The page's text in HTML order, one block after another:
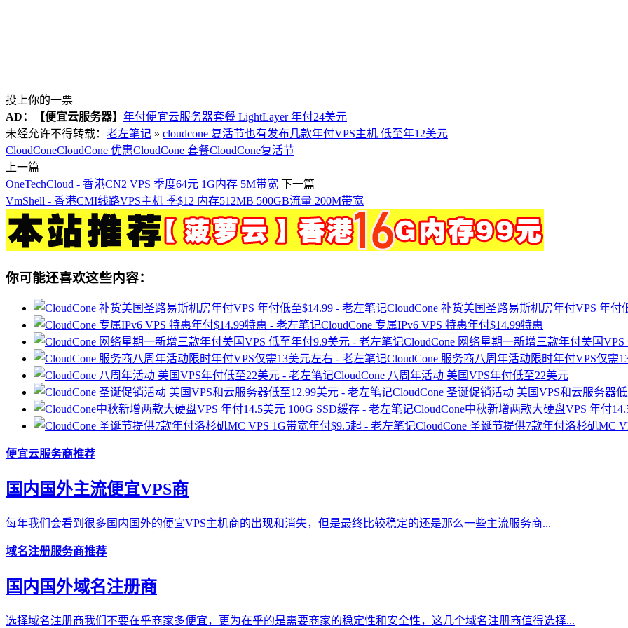
投上你的一票
AD：
【便宜云服务器】 年付便宜云服务器套餐 LightLayer 年付24美元
未经允许不得转载： 老左笔记 » cloudcone 复活节也有发布几款年付VPS主机 低至年12美元
CloudConeCloudCone 优惠CloudCone 套餐CloudCone复活节
上一篇
OneTechCloud - 香港CN2 VPS 季度64元 1G内存 5M带宽 下一篇
VmShell - 香港CMI线路VPS主机 季$12 内存512MB 500GB流量 200M带宽
你可能还喜欢这些内容：
CloudCone 补货美国圣路易斯机房年付VPS 年付
CloudCone 专属IPv6 VPS 特惠年付$14.99特惠
CloudCone 网络星期一新增三款年付美国
CloudCone 服务商八周年活动限时年付VPS仅需
CloudCone 八周年活动 美国VPS年付低至22美元
CloudCone 圣诞促销活动 美国VPS和云服务器
CloudCone中秋新增两款大硬盘VPS 年付
CloudCone 圣诞节提供7款年付洛杉矶MC
便宜云服务商推荐
国内国外主流便宜VPS商
每年我们会看到很多国内国外的便宜VPS主机商的出现和消失，但是最终比较稳定的还是那么一些主流服务商...
域名注册服务商推荐
国内国外域名注册商
选择域名注册商我们不要在乎商家多便宜，更为在乎的是需要商家的稳定性和安全性，这几个域名注册商值得选择...